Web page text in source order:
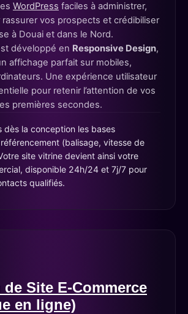
WordPress faciles à administrer,
vos prospects et crédibiliser
à Douai et dans le Nord.
développé en Responsive Design,
affichage parfait sur mobiles,
Une expérience utilisateur
pour retenir l’attention de vos
premières secondes.
dès la conception les bases
(balisage, vitesse de
site vitrine devient ainsi votre
disponible 24h/24 et 7j/7 pour
qualifiés.
Site E-Commerce
en ligne)